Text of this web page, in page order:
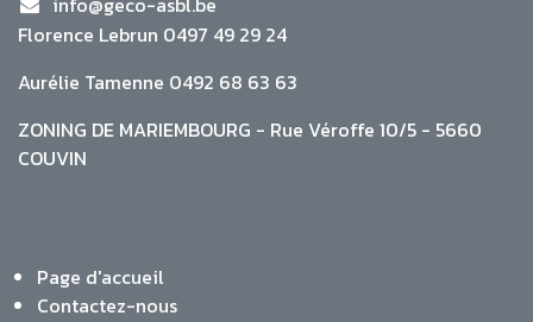
Florence Lebrun 0497 49 29 24
Aurélie Tamenne 0492 68 63 63
ZONING DE MARIEMBOURG - Rue Véroffe 10/5 - 5660
COUVIN
Page d'accueil
Contactez-nous